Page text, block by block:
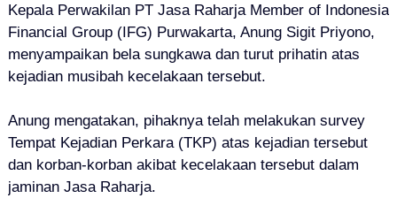
Kepala Perwakilan PT Jasa Raharja Member of Indonesia
Financial Group (IFG) Purwakarta, Anung Sigit Priyono,
menyampaikan bela sungkawa dan turut prihatin atas
kejadian musibah kecelakaan tersebut.
Anung mengatakan, pihaknya telah melakukan survey
Tempat Kejadian Perkara (TKP) atas kejadian tersebut
dan korban-korban akibat kecelakaan tersebut dalam
jaminan Jasa Raharja.